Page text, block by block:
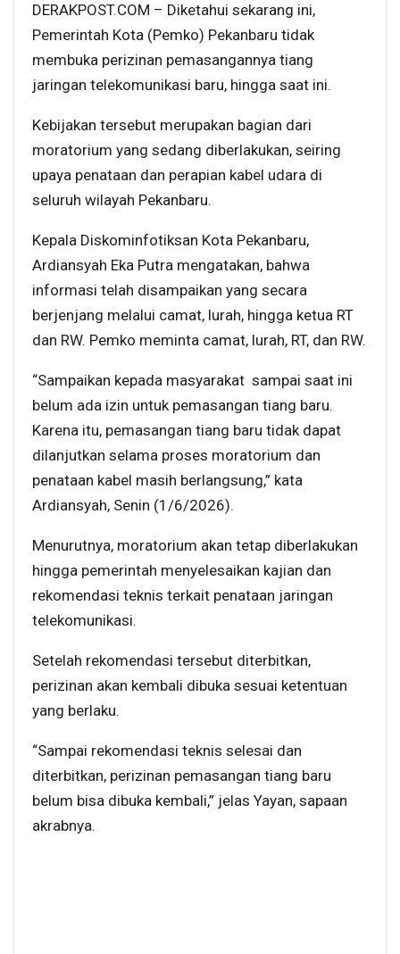
DERAKPOST.COM – Diketahui sekarang ini,
Pemerintah Kota (Pemko) Pekanbaru tidak
membuka perizinan pemasangannya tiang
jaringan telekomunikasi baru, hingga saat ini.
Kebijakan tersebut merupakan bagian dari
moratorium yang sedang diberlakukan, seiring
upaya penataan dan perapian kabel udara di
seluruh wilayah Pekanbaru.
Kepala Diskominfotiksan Kota Pekanbaru,
Ardiansyah Eka Putra mengatakan, bahwa
informasi telah disampaikan yang secara
berjenjang melalui camat, lurah, hingga ketua RT
dan RW. Pemko meminta camat, lurah, RT, dan RW.
“Sampaikan kepada masyarakat sampai saat ini
belum ada izin untuk pemasangan tiang baru.
Karena itu, pemasangan tiang baru tidak dapat
dilanjutkan selama proses moratorium dan
penataan kabel masih berlangsung,” kata
Ardiansyah, Senin (1/6/2026).
Menurutnya, moratorium akan tetap diberlakukan
hingga pemerintah menyelesaikan kajian dan
rekomendasi teknis terkait penataan jaringan
telekomunikasi.
Setelah rekomendasi tersebut diterbitkan,
perizinan akan kembali dibuka sesuai ketentuan
yang berlaku.
“Sampai rekomendasi teknis selesai dan
diterbitkan, perizinan pemasangan tiang baru
belum bisa dibuka kembali,” jelas Yayan, sapaan
akrabnya.